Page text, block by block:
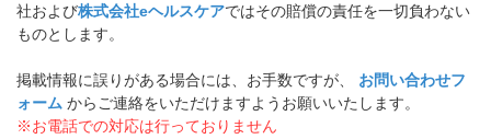
社および株式会社eヘルスケアではその賠償の責任を一切負わない
ものとします。
掲載情報に誤りがある場合には、お手数ですが、
お問い合わせフ
ォーム からご連絡をいただけますようお願いいたします。
※お電話での対応は行っておりません